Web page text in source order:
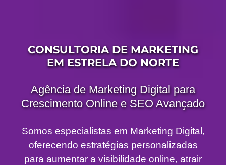
CONSULTORIA DE MARKETING
EM ESTRELA DO NORTE
Agência de Marketing Digital para
Crescimento Online e SEO Avançado
Somos especialistas em Marketing Digital,
oferecendo estratégias personalizadas
para aumentar a visibilidade online, atrair